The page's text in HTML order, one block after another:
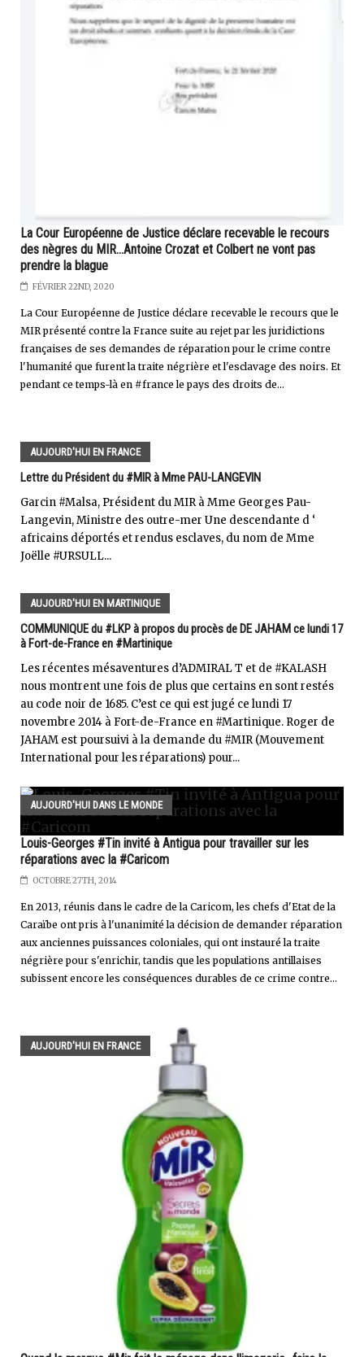
La Cour Européenne de Justice déclare recevable le recours
des nègres du MIR...Antoine Crozat et Colbert ne vont pas
prendre la blague
FÉVRIER 22ND, 2020
La Cour Européenne de Justice déclare recevable le recours que le
MIR présenté contre la France suite au rejet par les juridictions
françaises de ses demandes de réparation pour le crime contre
l'humanité que furent la traite négrière et l'esclavage des noirs. Et
pendant ce temps-là en #france le pays des droits de...
AUJOURD'HUI EN FRANCE
Lettre du Président du #MIR à Mme PAU-LANGEVIN
Garcin #Malsa, Président du MIR à Mme Georges Pau-
Langevin, Ministre des outre-mer Une descendante d ‘
africains déportés et rendus esclaves, du nom de Mme
Joëlle #URSULL...
AUJOURD'HUI EN MARTINIQUE
COMMUNIQUE du #LKP à propos du procès de DE JAHAM ce lundi 17
à Fort-de-France en #Martinique
Les récentes mésaventures d’ADMIRAL T et de #KALASH
nous montrent une fois de plus que certains en sont restés
au code noir de 1685. C’est ce qui est jugé ce lundi 17
novembre 2014 à Fort-de-France en #Martinique. Roger de
JAHAM est poursuivi à la demande du #MIR (Mouvement
International pour les réparations) pour...
AUJOURD'HUI DANS LE MONDE
Louis-Georges #Tin invité à Antigua pour travailler sur les
réparations avec la #Caricom
OCTOBRE 27TH, 2014
En 2013, réunis dans le cadre de la Caricom, les chefs d'Etat de la
Caraïbe ont pris à l'unanimité la décision de demander réparation
aux anciennes puissances coloniales, qui ont instauré la traite
négrière pour s'enrichir, tandis que les populations antillaises
subissent encore les conséquences durables de ce crime contre...
AUJOURD'HUI EN FRANCE